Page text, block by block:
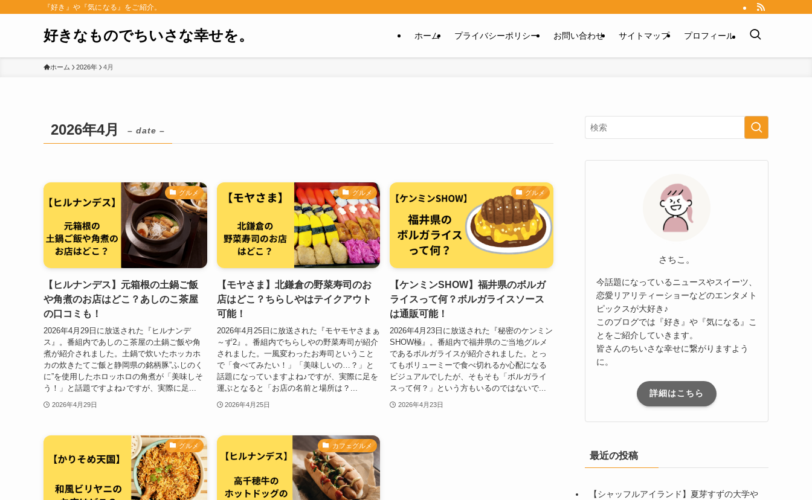
『好き』や『気になる』をご紹介。
好きなものでちいさな幸せを。 ホーム プライバシーポリシー お問い合わせ サイトマップ プロフィール
ホーム 2026年 4月
2026年4月 – date –
グルメ
【ヒルナンデス】元箱根の土鍋ご飯
や角煮のお店はどこ？あしのこ茶屋
の口コミも！
2026年4月29日に放送された『ヒルナンデ
ス』。番組内であしのこ茶屋の土鍋ご飯や角
煮が紹介されました。土鍋で炊いたホッカホ
カの炊きたてご飯と静岡県の銘柄豚”ふじのく
に”を使用したホロッホロの角煮が「美味しそ
う！」と話題ですよね♪ですが、実際に足...
2026年4月29日
グルメ
【モヤさま】北鎌倉の野菜寿司のお
店はどこ？ちらしやはテイクアウト
可能！
2026年4月25日に放送された『モヤモヤさまぁ
～ず2』。番組内でちらしやの野菜寿司が紹介
されました。一風変わったお寿司ということ
で「食べてみたい！」「美味しいの…？」と
話題になっていますよね♪ですが、実際に足を
運ぶとなると「お店の名前と場所は？...
2026年4月25日
グルメ
【ケンミンSHOW】福井県のボルガ
ライスって何？ボルガライスソース
は通販可能！
2026年4月23日に放送された『秘密のケンミン
SHOW極』。番組内で福井県のご当地グルメ
であるボルガライスが紹介されました。とっ
てもボリューミーで食べ切れるか心配になる
ビジュアルでしたが、そもそも「ボルガライ
スって何？」という方もいるのではないで...
2026年4月23日
グルメ カフェグルメ
さちこ。
今話題になっているニュースやスイーツ、
恋愛リアリティーショーなどのエンタメト
ピックスが大好き♪
このブログでは『好き』や『気になる』こ
とをご紹介していきます。
皆さんのちいさな幸せに繋がりますよう
に。
詳細はこちら
最近の投稿
【シャッフルアイランド】夏芽すずの大学や